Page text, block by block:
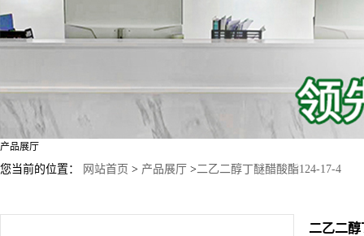
产品展厅
您当前的位置： 网站首页 > 产品展厅 >二乙二醇丁醚醋酸酯124-17-4
二乙二醇